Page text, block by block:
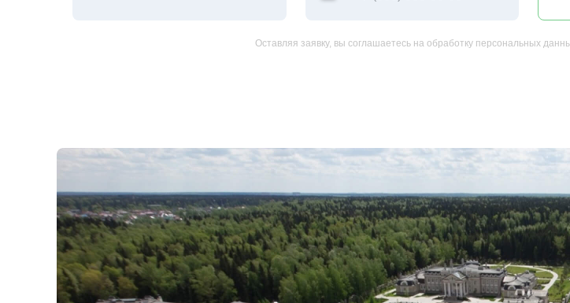
Оставляя заявку, вы соглашаетесь на обработку персональных